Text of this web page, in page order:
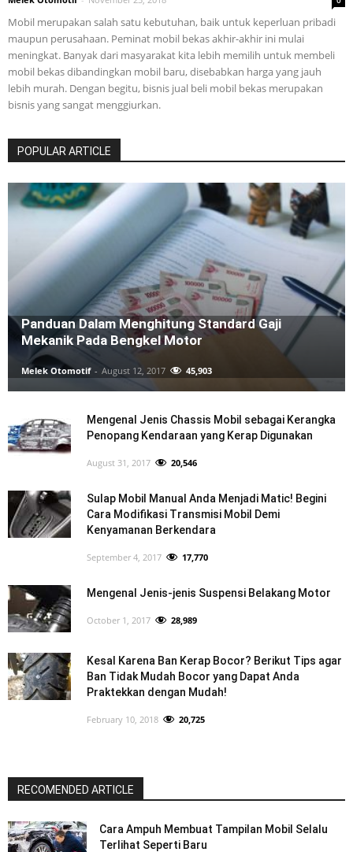
Mobil merupakan salah satu kebutuhan, baik untuk keperluan pribadi
maupun perusahaan. Peminat mobil bekas akhir-akhir ini mulai
meningkat. Banyak dari masyarakat kita lebih memilih untuk membeli
mobil bekas dibandingkan mobil baru, disebabkan harga yang jauh
lebih murah. Dengan begitu, bisnis jual beli mobil bekas merupakan
bisnis yang sangat menggiurkan.
POPULAR ARTICLE
Panduan Dalam Menghitung Standard Gaji
Mekanik Pada Bengkel Motor
Melek Otomotif - August 12, 2017 45,903
Mengenal Jenis Chassis Mobil sebagai Kerangka
Penopang Kendaraan yang Kerap Digunakan
August 31, 2017 20,546
Sulap Mobil Manual Anda Menjadi Matic! Begini
Cara Modifikasi Transmisi Mobil Demi
Kenyamanan Berkendara
September 4, 2017 17,770
Mengenal Jenis-jenis Suspensi Belakang Motor
October 1, 2017 28,989
Kesal Karena Ban Kerap Bocor? Berikut Tips agar
Ban Tidak Mudah Bocor yang Dapat Anda
Praktekkan dengan Mudah!
February 10, 2018 20,725
RECOMENDED ARTICLE
Cara Ampuh Membuat Tampilan Mobil Selalu
Terlihat Seperti Baru